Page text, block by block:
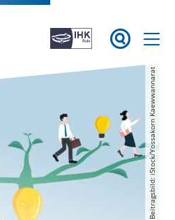

Beitragsbild:
iStock/Yossakorn Kaewwannarat